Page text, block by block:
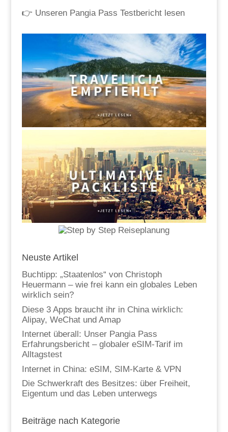
👉 Unseren Pangia Pass Testbericht lesen
Neuste Artikel
Buchtipp: „Staatenlos“ von Christoph
Heuermann – wie frei kann ein globales Leben
wirklich sein?
Diese 3 Apps braucht ihr in China wirklich:
Alipay, WeChat und Amap
Internet überall: Unser Pangia Pass
Erfahrungsbericht – globaler eSIM-Tarif im
Alltagstest
Internet in China: eSIM, SIM-Karte & VPN
Die Schwerkraft des Besitzes: über Freiheit,
Eigentum und das Leben unterwegs
Beiträge nach Kategorie